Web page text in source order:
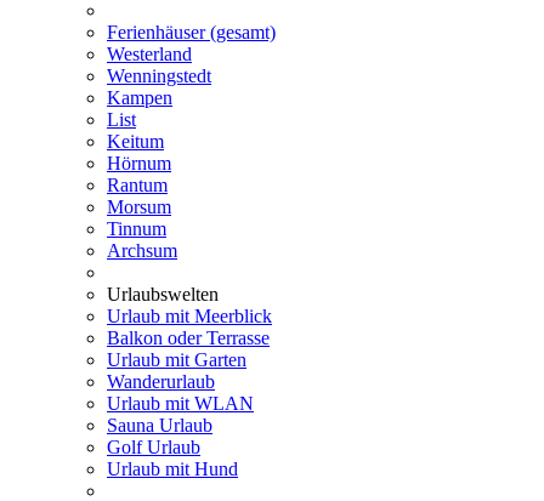
Ferienhäuser (gesamt)
Westerland
Wenningstedt
Kampen
List
Keitum
Hörnum
Rantum
Morsum
Tinnum
Archsum
Urlaubswelten
Urlaub mit Meerblick
Balkon oder Terrasse
Urlaub mit Garten
Wanderurlaub
Urlaub mit WLAN
Sauna Urlaub
Golf Urlaub
Urlaub mit Hund